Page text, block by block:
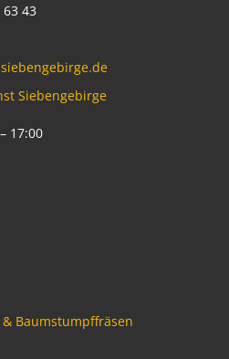
43
Siebengebirge
17:00
Baumstumpffräsen